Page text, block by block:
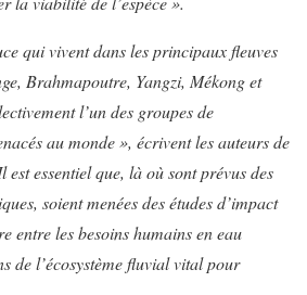
qui vivent dans les principaux fleuves
Brahmapoutre, Yangzi, Mékong et
l’un des groupes de
au monde », écrivent les auteurs de
est essentiel que, là où sont prévus des
soient menées des études d’impact
entre les besoins humains en eau
de l’écosystème fluvial vital pour